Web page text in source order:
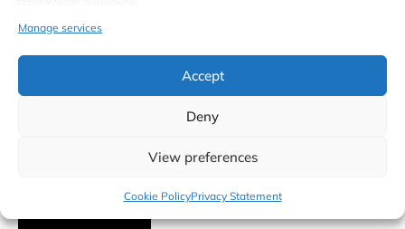
Manage services
Accept
Deny
View preferences
Cookie PolicyPrivacy Statement
E-